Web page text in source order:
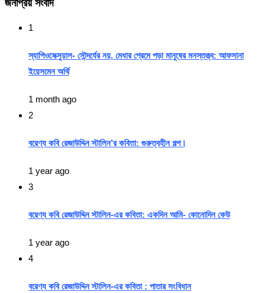
জনপ্রিয় সংবাদ
1
স্যাপিওসেক্সুয়াল- সৌন্দর্যের নয়, মেধার প্রেমে পড়া মানুষের মনস্তত্ত্ব: আফসানা
ইয়েসমেন অর্থি
1 month ago
2
বরেণ্য কবি রেজাউদ্দিন স্টালিন’র কবিতা: গুরুত্বহীন গল্প।
1 year ago
3
বরেণ্য কবি রেজাউদ্দিন স্টালিন-এর কবিতা: একদিন আমি- কোনোদিন কেউ
1 year ago
4
বরেণ্য কবি রেজাউদ্দিন স্টালিন-এর কবিতা : পাতার সংবিধান